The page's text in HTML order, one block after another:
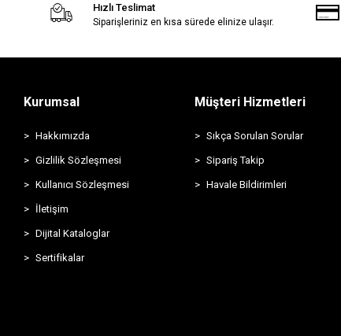
Hızlı Teslimat
Siparişleriniz en kısa sürede elinize ulaşır.
Kurumsal
Hakkımızda
Gizlilik Sözleşmesi
Kullanıcı Sözleşmesi
İletişim
Dijital Kataloglar
Sertifikalar
Müşteri Hizmetleri
Sıkça Sorulan Sorular
Sipariş Takip
Havale Bildirimleri